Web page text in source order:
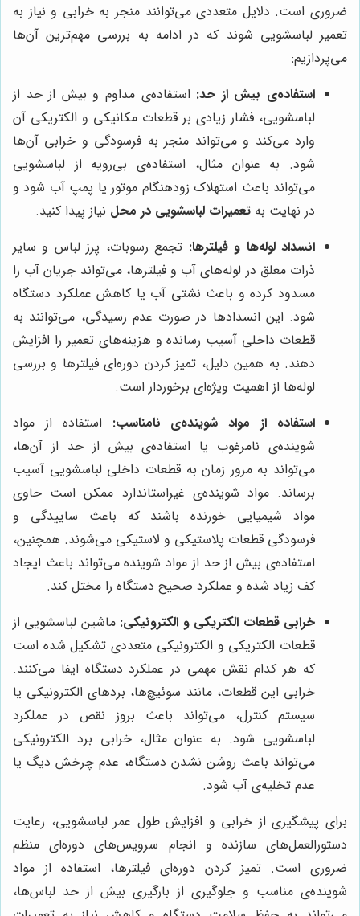
ضروری است. دلایل متعددی می‌توانند منجر به خرابی و نیاز به
تعمیر لباسشویی شوند که در ادامه به بررسی مهم‌ترین آن‌ها
می‌پردازیم:
استفاده‌ی بیش از حد: استفاده‌ی مداوم و بیش از حد از
لباسشویی، فشار زیادی بر قطعات مکانیکی و الکتریکی آن
وارد می‌کند و می‌تواند منجر به فرسودگی و خرابی آن‌ها
شود. به عنوان مثال، استفاده‌ی بی‌رویه از لباسشویی
می‌تواند باعث استهلاک زودهنگام موتور یا پمپ آب شود و
در نهایت به تعمیرات لباسشویی در محل نیاز پیدا کنید.
انسداد لوله‌ها و فیلترها: تجمع رسوبات، پرز لباس و سایر
ذرات معلق در لوله‌های آب و فیلترها، می‌تواند جریان آب را
مسدود کرده و باعث نشتی آب یا کاهش عملکرد دستگاه
شود. این انسدادها در صورت عدم رسیدگی، می‌توانند به
قطعات داخلی آسیب رسانده و هزینه‌های تعمیر را افزایش
دهند. به همین دلیل، تمیز کردن دوره‌ای فیلترها و بررسی
لوله‌ها از اهمیت ویژه‌ای برخوردار است.
استفاده از مواد شوینده‌ی نامناسب: استفاده از مواد
شوینده‌ی نامرغوب یا استفاده‌ی بیش از حد از آن‌ها،
می‌تواند به مرور زمان به قطعات داخلی لباسشویی آسیب
برساند. مواد شوینده‌ی غیراستاندارد ممکن است حاوی
مواد شیمیایی خورنده باشند که باعث ساییدگی و
فرسودگی قطعات پلاستیکی و لاستیکی می‌شوند. همچنین،
استفاده‌ی بیش از حد از مواد شوینده می‌تواند باعث ایجاد
کف زیاد شده و عملکرد صحیح دستگاه را مختل کند.
خرابی قطعات الکتریکی و الکترونیکی: ماشین لباسشویی از
قطعات الکتریکی و الکترونیکی متعددی تشکیل شده است
که هر کدام نقش مهمی در عملکرد دستگاه ایفا می‌کنند.
خرابی این قطعات، مانند سوئیچ‌ها، بردهای الکترونیکی یا
سیستم کنترل، می‌تواند باعث بروز نقص در عملکرد
لباسشویی شود. به عنوان مثال، خرابی برد الکترونیکی
می‌تواند باعث روشن نشدن دستگاه، عدم چرخش دیگ یا
عدم تخلیه‌ی آب شود.
برای پیشگیری از خرابی و افزایش طول عمر لباسشویی، رعایت
دستورالعمل‌های سازنده و انجام سرویس‌های دوره‌ای منظم
ضروری است. تمیز کردن دوره‌ای فیلترها، استفاده از مواد
شوینده‌ی مناسب و جلوگیری از بارگیری بیش از حد لباس‌ها،